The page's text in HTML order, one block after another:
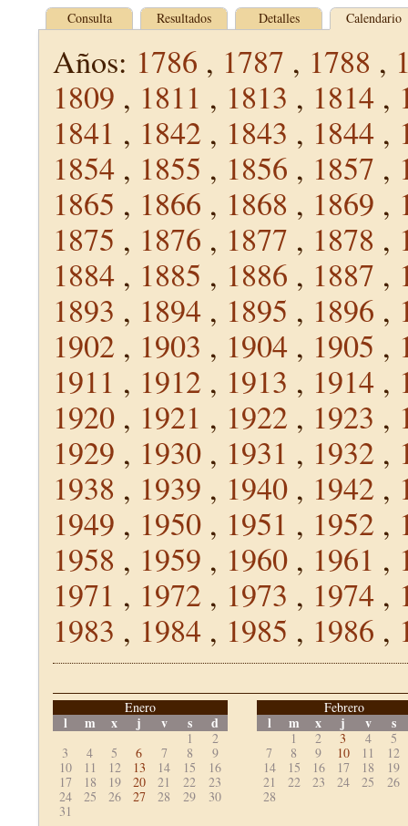
Consulta Resultados Detalles Calendario
Años: 1786 , 1787 , 1788 ,
1809 , 1811 , 1813 , 1814 ,
1841 , 1842 , 1843 , 1844 ,
1854 , 1855 , 1856 , 1857 ,
1865 , 1866 , 1868 , 1869 ,
1875 , 1876 , 1877 , 1878 ,
1884 , 1885 , 1886 , 1887 ,
1893 , 1894 , 1895 , 1896 ,
1902 , 1903 , 1904 , 1905 ,
1911 , 1912 , 1913 , 1914 ,
1920 , 1921 , 1922 , 1923 ,
1929 , 1930 , 1931 , 1932 ,
1938 , 1939 , 1940 , 1942 ,
1949 , 1950 , 1951 , 1952 ,
1958 , 1959 , 1960 , 1961 ,
1971 , 1972 , 1973 , 1974 ,
1983 , 1984 , 1985 , 1986 ,
Enero
l m x j v s d
1
2
3
4 5 6 7 8
9
10
11 12 13 14 15
16
17
18 19 20 21 22
23
24
25 26 27 28 29
30
31
Febrero
l m x j v s
1 2 3 4
5
7
8 9 10 11
12
14
15 16 17 18
19
21
22 23 24 25
26
28